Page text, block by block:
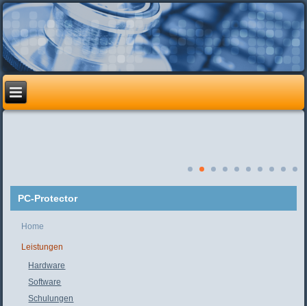
PC-Protector
Home
Leistungen
Hardware
Software
Schulungen